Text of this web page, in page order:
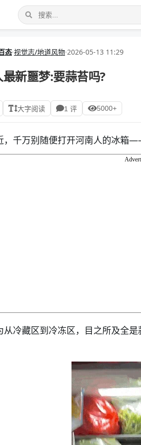
态·视觉志/地道风物·2026-05-13 11:29
新噩梦:要蒜苔吗?
大字阅读 1 评 5000+
，千万别随便打开河南人的冰箱
从冷藏区到冷冻区，目之所及全